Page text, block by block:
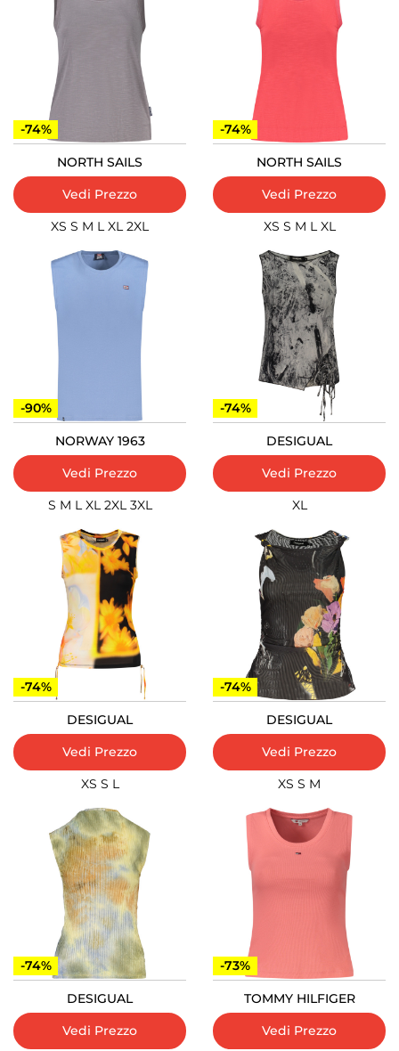
-74%
NORTH SAILS
Vedi Prezzo
XS S M L XL 2XL
-74%
NORTH SAILS
Vedi Prezzo
XS S M L XL
-90%
NORWAY 1963
Vedi Prezzo
S M L XL 2XL 3XL
-74%
DESIGUAL
Vedi Prezzo
XL
-74%
DESIGUAL
Vedi Prezzo
XS S L
-74%
DESIGUAL
Vedi Prezzo
XS S M
-74%
DESIGUAL
Vedi Prezzo
-73%
TOMMY HILFIGER
Vedi Prezzo